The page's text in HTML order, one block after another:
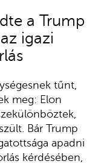
a Trump
igazi
tűnt,
meg: Elon
Bár Trump
apadni
kérdésében,